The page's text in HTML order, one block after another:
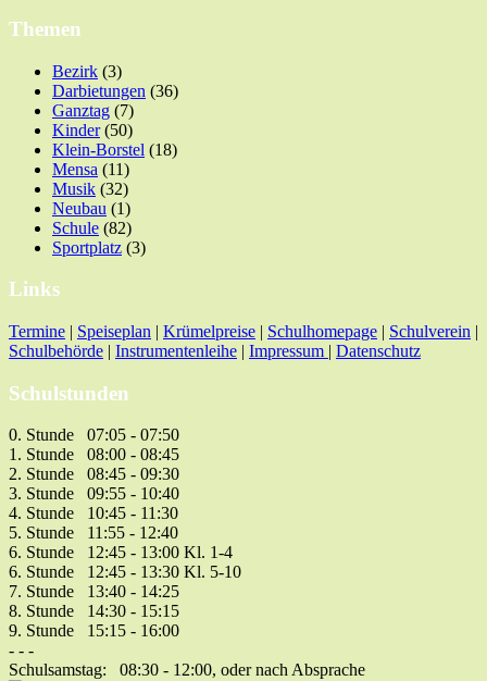
Themen
Bezirk (3)
Darbietungen (36)
Ganztag (7)
Kinder(50)
Klein-Borstel (18)
Mensa (11)
Musik (32)
Neubau (1)
Schule (82)
Sportplatz (3)
Links
Termine | Speiseplan | Krümelpreise | Schulhomepage | Schulverein |
Schulbehörde | Instrumentenleihe | Impressum | Datenschutz
Schulstunden
0. Stunde 07:05 - 07:50
1. Stunde 08:00 - 08:45
2. Stunde 08:45 - 09:30
3. Stunde 09:55 - 10:40
4. Stunde 10:45 - 11:30
5. Stunde 11:55 - 12:40
6. Stunde 12:45 - 13:00 Kl. 1-4
6. Stunde 12:45 - 13:30 Kl. 5-10
7. Stunde 13:40 - 14:25
8. Stunde 14:30 - 15:15
9. Stunde 15:15 - 16:00
- - -
Schulsamstag: 08:30 - 12:00, oder nach Absprache